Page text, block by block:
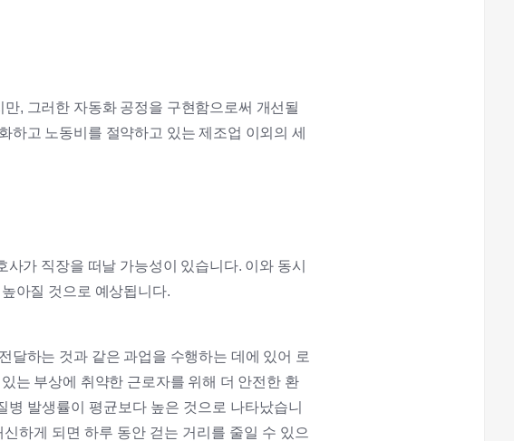
, 그러한 자동화 공정을 구현함으로써 개선될
하고 노동비를 절약하고 있는 제조업 이외의 세
가 직장을 떠날 가능성이 있습니다. 이와 동시
아질 것으로 예상됩니다.
달하는 것과 같은 과업을 수행하는 데에 있어 로
는 부상에 취약한 근로자를 위해 더 안전한 환
발생률이 평균보다 높은 것으로 나타났습니
하게 되면 하루 동안 걷는 거 리를 줄일 수 있으